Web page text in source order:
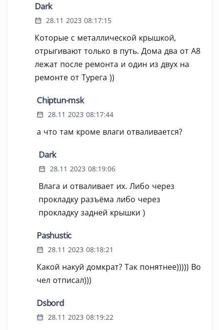
Dark
28.11 2023 08:17:15
Которые с металлической крышкой,
отрыгивают только в путь. Дома два от A8
лежат после ремонта и один из двух на
ремонте от Турега ))
Chiptun-msk
28.11 2023 08:17:44
а что там кроме влаги отваливается?
Dark
28.11 2023 08:19:06
Влага и отваливает их. Либо через
прокладку разъёма либо через
прокладку задней крышки )
Pashustic
28.11 2023 08:18:21
Какой накуй домкрат? Так понятнее))))) Во
чел отписал)))
Dsbord
28.11 2023 08:19:22